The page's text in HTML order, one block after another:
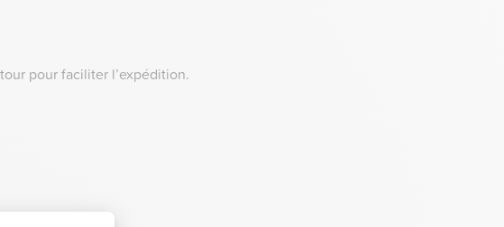
pour faciliter l’expédition.